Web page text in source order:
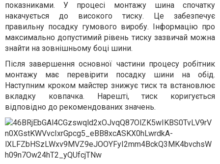
показниками. У процесі монтажу шина спочатку
накачується до високого тиску. Це забезпечує
правильну посадку гумового виробу. Інформацію про
максимально допустимий рівень тиску зазвичай можна
знайти на зовнішньому боці шини.
Після завершення основної частини процесу робітник
монтажу має перевірити посадку шини на обід.
Наступним кроком майстер знижує тиск та встановлює
вкладку ковпачка. Нарешті, тиск коригується
відповідно до рекомендованих значень.